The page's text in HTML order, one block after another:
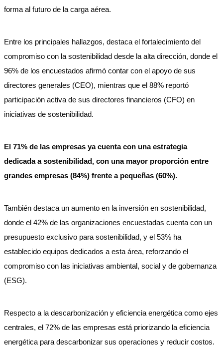
forma al futuro de la carga aérea.
Entre los principales hallazgos, destaca el fortalecimiento del
compromiso con la sostenibilidad desde la alta dirección, donde el
96% de los encuestados afirmó contar con el apoyo de sus
directores generales (CEO), mientras que el 88% reportó
participación activa de sus directores financieros (CFO) en
iniciativas de sostenibilidad.
El 71% de las empresas ya cuenta con una estrategia
dedicada a sostenibilidad, con una mayor proporción entre
grandes empresas (84%) frente a pequeñas (60%).
También destaca un aumento en la inversión en sostenibilidad,
donde el 42% de las organizaciones encuestadas cuenta con un
presupuesto exclusivo para sostenibilidad, y el 53% ha
establecido equipos dedicados a esta área, reforzando el
compromiso con las iniciativas ambiental, social y de gobernanza
(ESG).
Respecto a la descarbonización y eficiencia energética como ejes
centrales, el 72% de las empresas está priorizando la eficiencia
energética para descarbonizar sus operaciones y reducir costos.